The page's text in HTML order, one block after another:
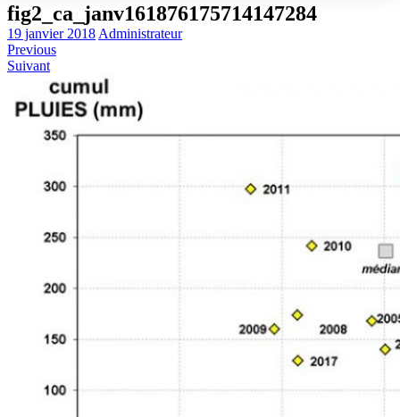
fig2_ca_janv161876175714147284
19 janvier 2018 Administrateur
Previous
Suivant